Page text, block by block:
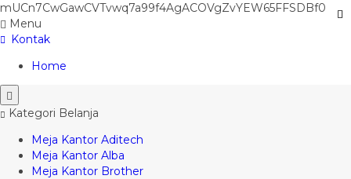
mUCn7CwGawCVTvwq7a99f4AgACOVgZvYEW65FFSDBf0
Menu
Kontak
Home
Kategori Belanja
Meja Kantor Aditech
Meja Kantor Alba
Meja Kantor Brother